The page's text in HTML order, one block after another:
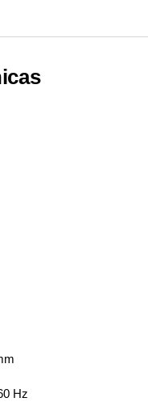
Hz